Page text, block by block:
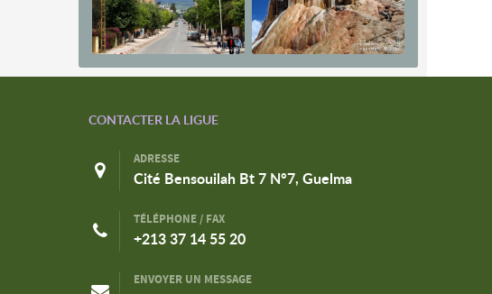
CONTACTER LA LIGUE
ADRESSE
Cité Bensouilah Bt 7 N°7, Guelma
TÉLÉPHONE / FAX
+213 37 14 55 20
ENVOYER UN MESSAGE